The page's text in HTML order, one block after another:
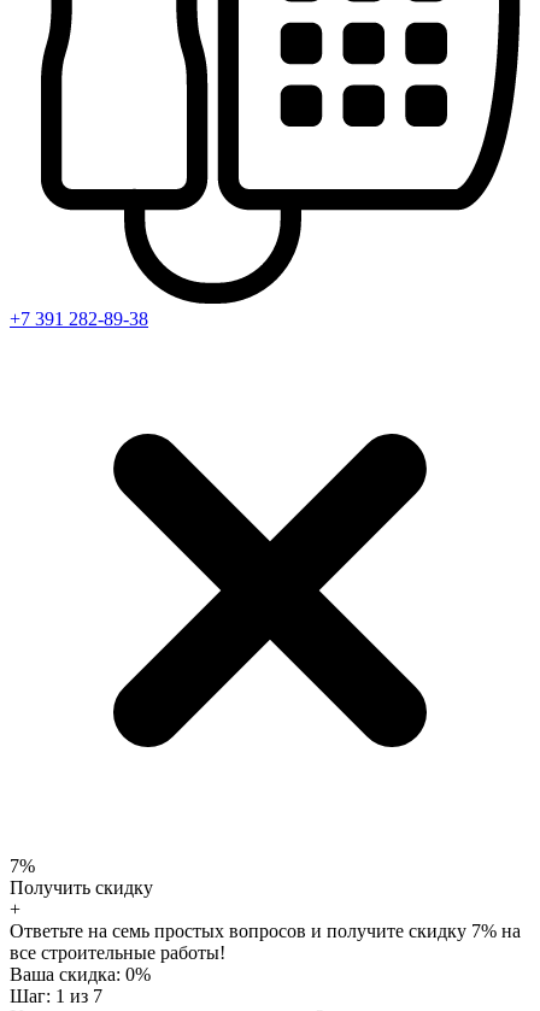
+7 391 282-89-38
7%
Получить скидку
+
Ответьте на семь простых вопросов и получите скидку 7% на
все строительные работы!
Ваша скидка: 0%
Шаг: 1 из 7